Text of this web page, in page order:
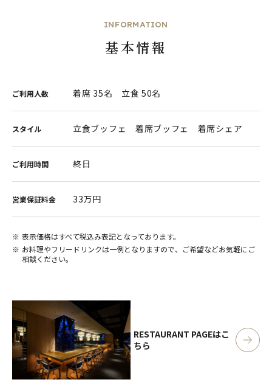
INFORMATION
基本情報
ご利用人数 着席 35名 立食 50名
スタイル 立食ブッフェ 着席ブッフェ 着席シェア
ご利用時間 終日
営業保証料金 33万円
表示価格はすべて税込み表記となっております。
お料理やフリードリンクは一例となりますので、ご希望などお気軽にご
相談ください。
RESTAURANT PAGEはこ
ちら